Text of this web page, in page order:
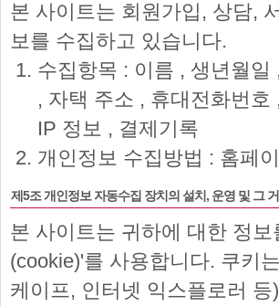
본 사이트는 회원가입, 상담,
보를 수집하고 있습니다.
수집항목 : 이름 , 생년월
, 자택 주소 , 휴대전화번
IP 정보 , 결제기록
개인정보 수집방법 : 홈페
제5조 개인정보 자동수집 장치의 설치, 운영 및 그
본 사이트는 귀하에 대한 정
(cookie)'를 사용합니다. 쿠키
케이프, 인터넷 익스플로러